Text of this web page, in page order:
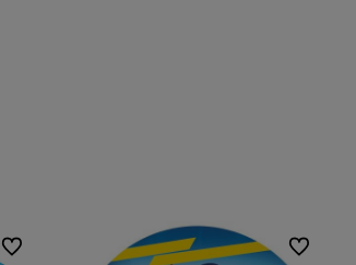
Do ulubionych
Do ulubionych Do
Do